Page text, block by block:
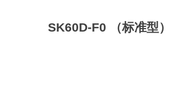
SK60D-F0 （标准型）